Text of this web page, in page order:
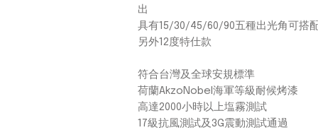
出
具有15/30/45/60/90五種出光角可搭
另外12度特仕款
符合台灣及全球安規標準​
荷蘭AkzoNobel海軍等級耐候烤漆
高達2000小時以上塩霧測試
17級抗風測試及3G震動測試通過